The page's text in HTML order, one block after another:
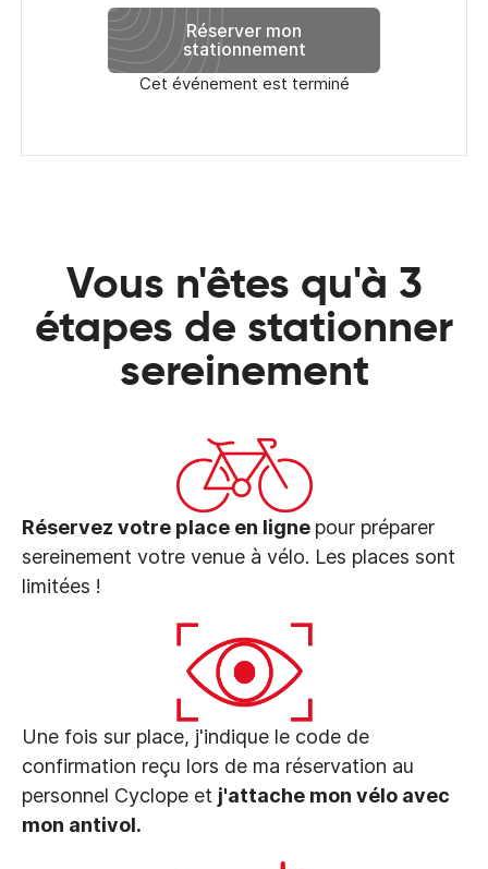
Réserver mon
stationnement
Cet événement est terminé
Vous n'êtes qu'à 3
étapes de stationner
sereinement
Réservez votre place en ligne pour préparer
sereinement votre venue à vélo. Les places sont
limitées !
Une fois sur place, j'indique le code de
confirmation reçu lors de ma réservation au
personnel Cyclope et j'attache mon vélo avec
mon antivol.